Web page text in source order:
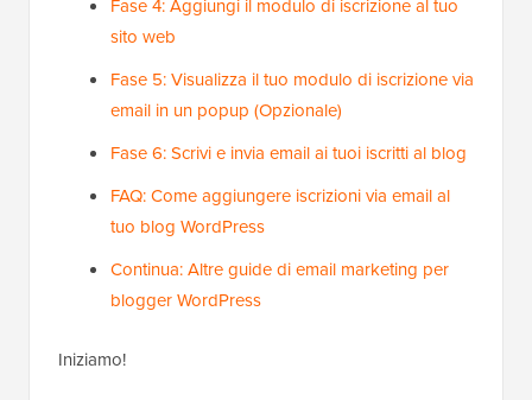
Fase 4: Aggiungi il modulo di iscrizione al tuo
sito web
Fase 5: Visualizza il tuo modulo di iscrizione via
email in un popup (Opzionale)
Fase 6: Scrivi e invia email ai tuoi iscritti al blog
FAQ: Come aggiungere iscrizioni via email al
tuo blog WordPress
Continua: Altre guide di email marketing per
blogger WordPress
Iniziamo!